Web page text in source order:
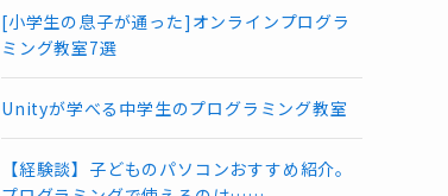
[小学生の息子が通った]オンラインプログラ
ミング教室7選
Unityが学べる中学生のプログラミング教室
【経験談】子どものパソコンおすすめ紹介。